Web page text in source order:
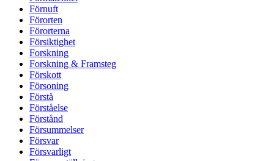
Förnuft
Förorten
Förorterna
Försiktighet
Forskning
Forskning & Framsteg
Förskott
Försoning
Förstå
Förståelse
Förstånd
Försummelser
Försvar
Försvarligt